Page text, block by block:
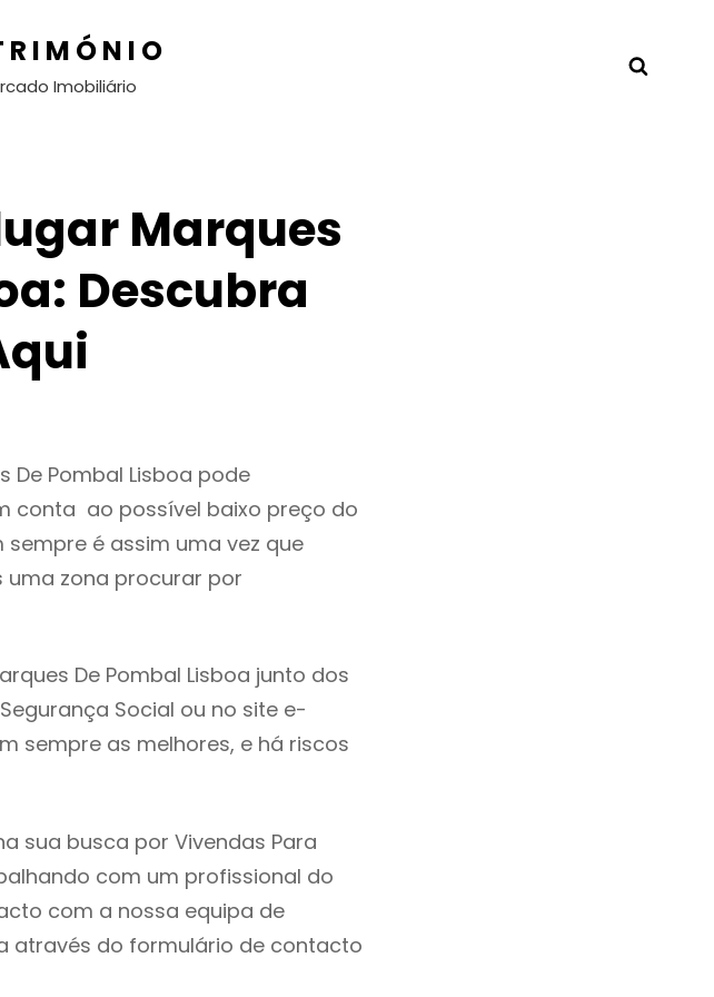
Imobiliário
Marques
Descubra
De Pombal Lisboa pode
conta ao possível baixo preço do
é assim uma vez que
uma zona procurar por
De Pombal Lisboa junto dos
Social ou no site e-
sempre as melhores, e há riscos
sua busca por Vivendas Para
com um profissional do
com a nossa equipa de
através do formulário de contacto